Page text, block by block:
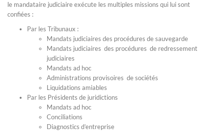
le mandataire judiciaire exécute les multiples missions qui lui sont
confiées :
Par les Tribunaux :
Mandats judiciaires des procédures de sauvegarde
Mandats judiciaires des procédures de redressement
judiciaires
Mandats ad hoc
Administrations provisoires de sociétés
Liquidations amiables
Par les Présidents de juridictions
Mandats ad hoc
Conciliations
Diagnostics d’entreprise